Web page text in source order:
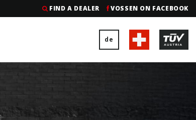
FIND A DEALER VOSSEN ON FACEBOOK
de